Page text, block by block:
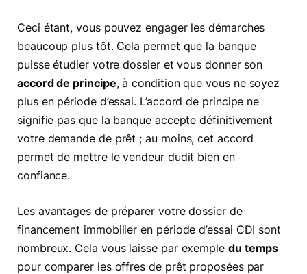
Ceci étant, vous pouvez engager les démarches
beaucoup plus tôt. Cela permet que la banque
puisse étudier votre dossier et vous donner son
accord de principe, à condition que vous ne soyez
plus en période d’essai. L’accord de principe ne
signifie pas que la banque accepte définitivement
votre demande de prêt ; au moins, cet accord
permet de mettre le vendeur dudit bien en
confiance.
Les avantages de préparer votre dossier de
financement immobilier en période d’essai CDI sont
nombreux. Cela vous laisse par exemple du temps
pour comparer les offres de prêt proposées par